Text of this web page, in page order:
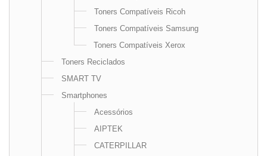
Toners Compatíveis Ricoh
Toners Compatíveis Samsung
Toners Compatíveis Xerox
Toners Reciclados
SMART TV
Smartphones
Acessórios
AIPTEK
CATERPILLAR